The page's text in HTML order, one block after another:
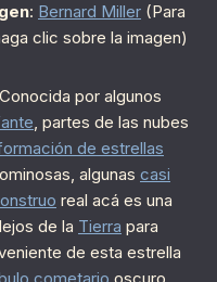
: Bernard Miller (Para
clic sobre la imagen)
por algunos
, partes de las nubes
de estrellas
algunas casi
real acá es una
de la Tierra para
de esta estrella